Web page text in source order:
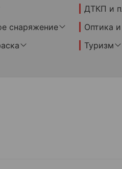
ДТКП и
снаряжение
Оптика
Туризм